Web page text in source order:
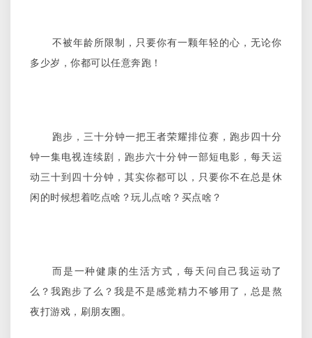
不被年龄所限制，只要你有一颗年轻的心，无论你
多少岁，你都可以任意奔跑！
跑步，三十分钟一把王者荣耀排位赛，跑步四十分
钟一集电视连续剧，跑步六十分钟一部短电影，每天运
动三十到四十分钟，其实你都可以，只要你不在总是休
闲的时候想着吃点啥？玩儿点啥？买点啥？
而是一种健康的生活方式，每天问自己我运动了
么？我跑步了么？我是不是感觉精力不够用了，总是熬
夜打游戏，刷朋友圈。